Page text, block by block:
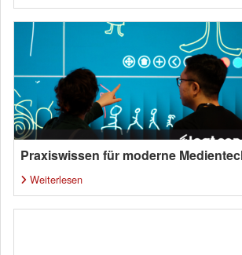
Praxiswissen für moderne
Weiterlesen